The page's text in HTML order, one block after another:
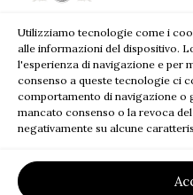
Utilizziamo tecnologie come i
alle informazioni del dispositivo.
l'esperienza di navigazione e per
consenso a queste tecnologie ci
comportamento di navigazione o
mancato consenso o la revoca
negativamente su alcune
Tel: +39 081 81 81 945
Mail:
JEWELS BLOG
LINK UTILI